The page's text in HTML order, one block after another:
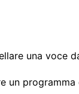
una voce
un programma